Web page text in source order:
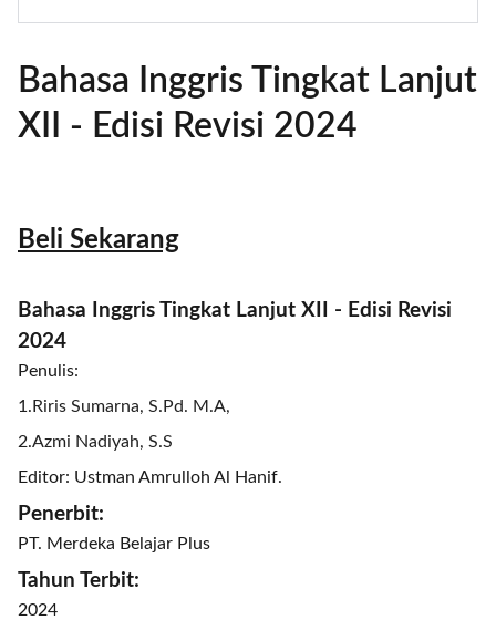
Bahasa Inggris Tingkat Lanjut
XII - Edisi Revisi 2024
Beli Sekarang
Bahasa Inggris Tingkat Lanjut XII - Edisi Revisi
2024
Penulis:
1. Riris Sumarna, S.Pd. M.A,
2.Azmi Nadiyah, S.S
Editor: Ustman Amrulloh Al Hanif.
Penerbit:
PT. Merdeka Belajar Plus
Tahun Terbit:
2024